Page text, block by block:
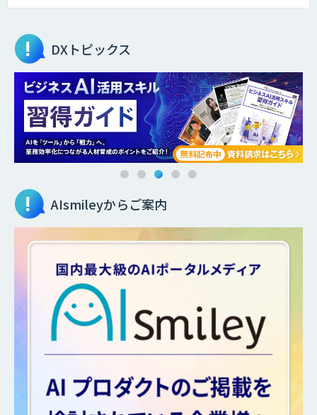
DXトピックス
AIsmileyからご案内